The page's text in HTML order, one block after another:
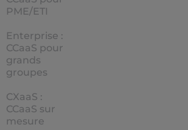
PME/ETI
Enterprise :
CCaaS pour
grands
groupes
CXaaS :
CCaaS sur
mesure